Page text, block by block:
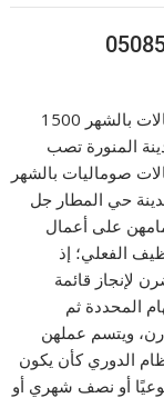
شغالات بالشهر 1500
المنورة تصب
صوماليات بالشهر
حي المطار جل
على أعمال
الفعلي؛ إذ
لإنجاز قائمة
المحددة ثم
ويتسم عملهن
الدوري كأن يكون
أو نصف شهري أو